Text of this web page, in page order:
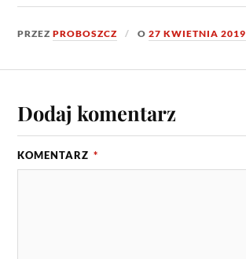
PRZEZPROBOSZCZ O27 KWIETNIA 2019
Dodaj komentarz
KOMENTARZ *